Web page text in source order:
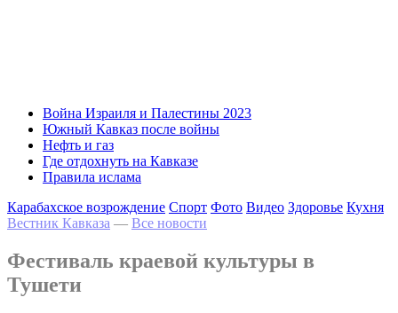
Война Израиля и Палестины 2023
Южный Кавказ после войны
Нефть и газ
Где отдохнуть на Кавказе
Правила ислама
Карабахское возрождение Спорт Фото Видео Здоровье Кухня
Вестник Кавказа — Все новости
Фестиваль краевой культуры в
Тушети